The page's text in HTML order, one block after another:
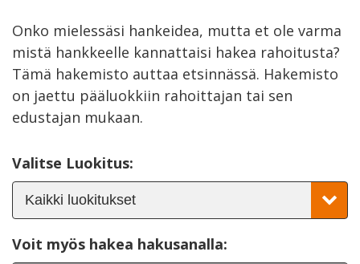
Onko mielessäsi hankeidea, mutta et ole varma
mistä hankkeelle kannattaisi hakea rahoitusta?
Tämä hakemisto auttaa etsinnässä. Hakemisto
on jaettu pääluokkiin rahoittajan tai sen
edustajan mukaan.
Valitse Luokitus:
Voit myös hakea hakusanalla: